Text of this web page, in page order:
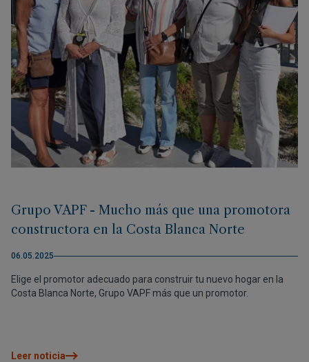
Grupo VAPF - Mucho más que una promotora
constructora en la Costa Blanca Norte
06.05.2025
Elige el promotor adecuado para construir tu nuevo hogar en la
Costa Blanca Norte, Grupo VAPF más que un promotor.
Leer noticia